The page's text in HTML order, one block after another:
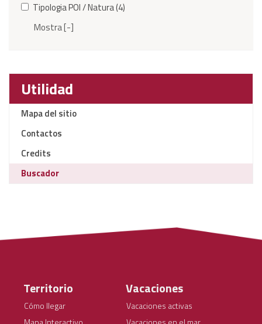
Tipologia POI / Natura (4)
Mostra [-]
Utilidad
Mapa del sitio
Contactos
Credits
Buscador
Territorio
Cómo llegar
Vacaciones
Vacaciones activas